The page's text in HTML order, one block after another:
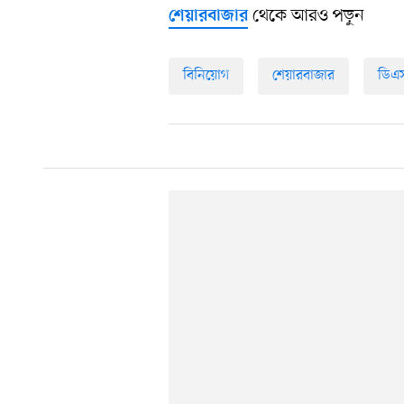
শেয়ারবাজারথেকে আরও পড়ুন
বিনিয়োগ শেয়ারবাজার